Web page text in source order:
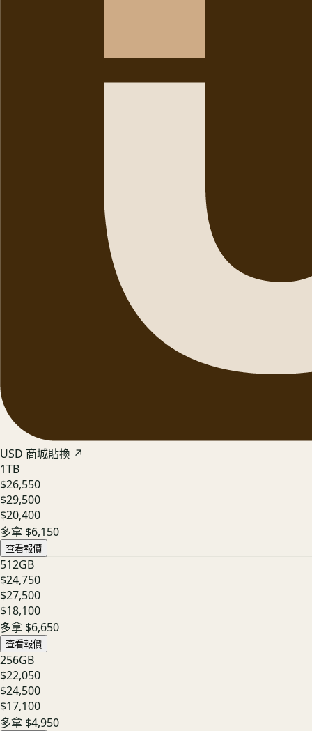
USD 商城貼換 ↗
1TB
$26,550
$29,500
$20,400
多拿 $6,150
查看報價
512GB
$24,750
$27,500
$18,100
多拿 $6,650
查看報價
256GB
$22,050
$24,500
$17,100
多拿 $4,950